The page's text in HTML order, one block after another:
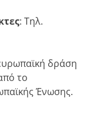
: Τηλ.
δράση
το
Ένωσης.